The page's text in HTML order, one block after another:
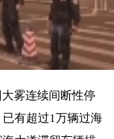
雾连续间断性停
有超过1万辆过海